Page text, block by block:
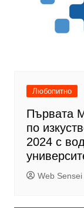
Любопитно
Първата
по
2024 с
Web Sensei